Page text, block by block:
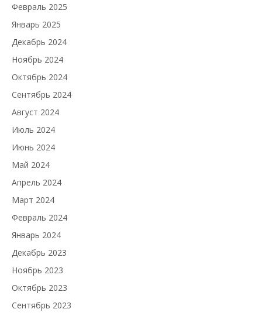
Февраль 2025
Январь 2025
Декабрь 2024
Ноябрь 2024
Октябрь 2024
Сентябрь 2024
Август 2024
Июль 2024
Июнь 2024
Май 2024
Апрель 2024
Март 2024
Февраль 2024
Январь 2024
Декабрь 2023
Ноябрь 2023
Октябрь 2023
Сентябрь 2023